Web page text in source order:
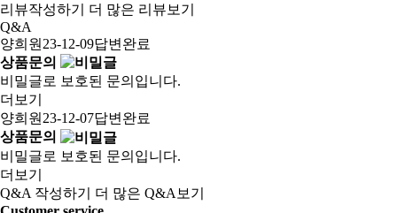
리뷰작성하기
더 많은 리뷰보기
Q&A
양희원 23-12-09답변완료
상품문의
비밀글로 보호된 문의입니다.
더보기
양희원23-12-07답변완료
상품문의
비밀글로 보호된 문의입니다.
더보기
Q&A 작성하기
더 많은 Q&A보기